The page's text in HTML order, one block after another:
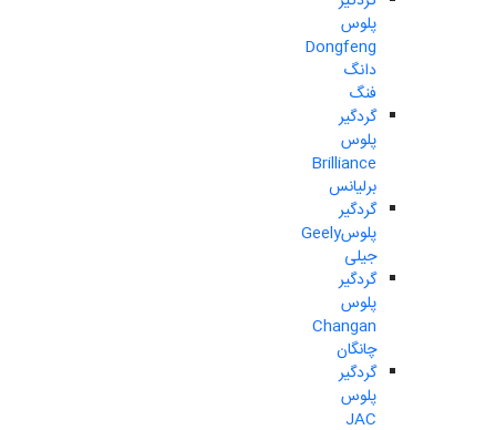
پلوس
Dongfeng
دانگ
فنگ
گردگیر
پلوس
Brilliance
برلیانس
گردگیر
پلوسGeely
جیلی
گردگیر
پلوس
Changan
چانگان
گردگیر
پلوس
JAC